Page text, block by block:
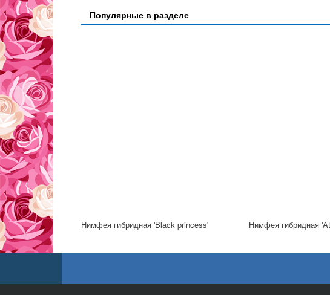
Популярные в разделе
Нимфея гибридная 'Black princess' Нимфея гибридная